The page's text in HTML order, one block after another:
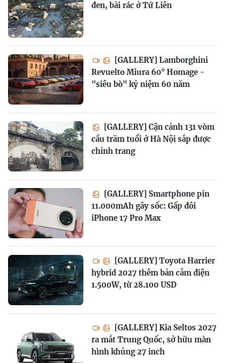
đen, bãi rác ở Tứ Liên
[GALLERY] Lamborghini
Revuelto Miura 60° Homage -
"siêu bò" kỷ niệm 60 năm
[GALLERY] Cận cảnh 131 vòm
cầu trăm tuổi ở Hà Nội sắp được
chỉnh trang
[GALLERY] Smartphone pin
11.000mAh gây sốc: Gấp đôi
iPhone 17 Pro Max
[GALLERY] Toyota Harrier
hybrid 2027 thêm bản cắm điện
1.500W, từ 28.100 USD
[GALLERY] Kia Seltos 2027
ra mắt Trung Quốc, sở hữu màn
hình khủng 27 inch